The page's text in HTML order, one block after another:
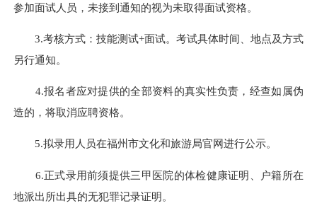
参加面试人员，未接到通知的视为未取得面试资格。
3.考核方式：技能测试+面试。考试具体时间、地点及方式
另行通知。
4.报名者应对提供的全部资料的真实性负责，经查如属伪
造的，将取消应聘资格。
5.拟录用人员在福州市文化和旅游局官网进行公示。
6.正式录用前须提供三甲医院的体检健康证明、户籍所在
地派出所出具的无犯罪记录证明。